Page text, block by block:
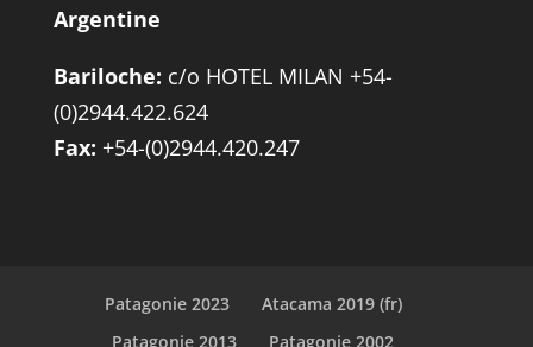
Argentine
Bariloche: c/o HOTEL MILAN +54-
(0)2944.422.624
Fax: +54-(0)2944.420.247
Patagonie 2023
Atacama 2019 (fr)
Patagonie 2013
Patagonie 2002